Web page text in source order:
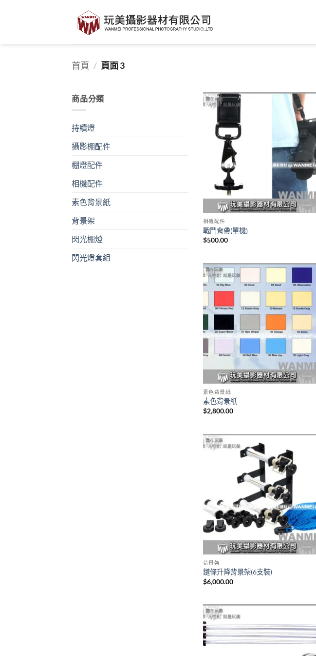
首頁 / 頁面 3
商品分類
持續燈
攝影棚配件
棚燈配件
相機配件
素色背景紙
背景架
閃光棚燈
閃光燈套組
相機配件
戰鬥背帶(單機)
$500.00
素色背景紙
素色背景紙
$2,800.00
背景架
鏈條升降背景架(6支裝)
$6,000.00